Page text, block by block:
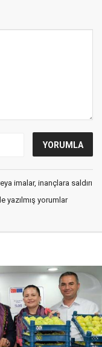
imalar, inançlara saldırı
yazılmış yorumlar